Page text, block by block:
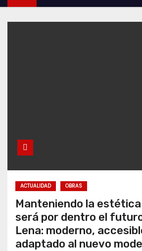
ACTUALIDAD OBRAS
Manteniendo la
será por dentro el
Lena: moderno,
adaptado al nuevo